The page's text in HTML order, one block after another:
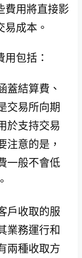
費用將直接影
成本。
包括：
蓋結算費、
交易所向期
於支持交易
注意的是，
一般不會低
戶收取的服
業務運行和
兩種收取方